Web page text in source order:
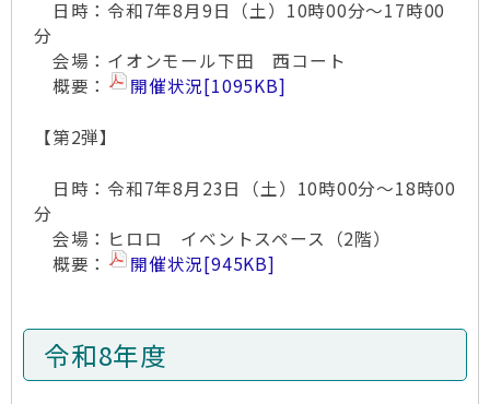
日時：令和7年8月9日（土）10時00分～17時00
分
会場：イオンモール下田 西コート
概要：
開催状況[1095KB]
【第2弾】
日時：令和7年8月23日（土）10時00分～18時00
分
会場：ヒロロ イベントスペース（2階）
概要：
開催状況[945KB]
令和8年度